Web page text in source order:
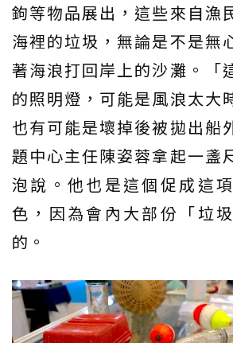
鉤等物品展出，這些來自漁
海裡的垃圾，無論是不是無
著海浪打回岸上的沙灘。「
的照明燈，可能是風浪太大
也有可能是壞掉後被拋出船
題中心主任陳姿蓉拿起一盞
泡說。他也是這個促成這
色，因為會內大部份「垃
的。